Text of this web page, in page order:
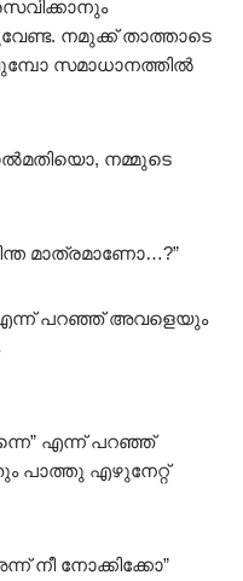
നമുക്ക് താത്താടെ
സമാധാനത്തിൽ
നമ്മുടെ
മാത്രമാണോ…?”
എന്ന് പറഞ്ഞ് അവളെയും
എന്ന് പറഞ്ഞ്
പാത്തു എഴുനേറ്റ്
നീ നോക്കിക്കോ”